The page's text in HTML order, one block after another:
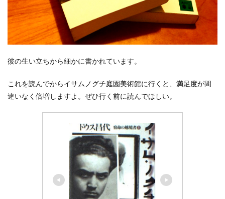
彼の生い立ちから細かに書かれています。
これを読んでからイサムノグチ庭園美術館に行くと、満足度が間
違いなく倍増しますよ。ぜひ行く前に読んでほしい。